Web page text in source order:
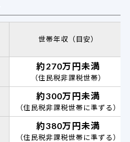
世帯年収（目安）
約270万円未満
（住民税非課税世帯）
約300万円未満
（住民税非課税世帯に準ずる）
約380万円未満
（住民税非課税世帯に準ずる）